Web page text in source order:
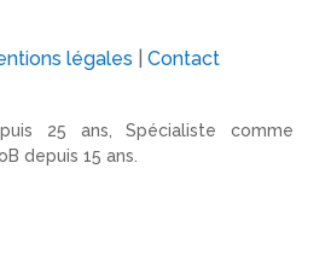
légales |Contact
25 ans, Spécialiste comme
depuis 15 ans.